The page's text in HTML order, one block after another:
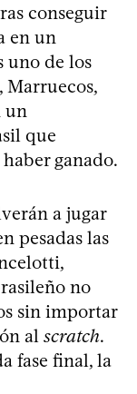
conseguir
en un
uno de los
Marruecos,
un
que
ganado.
a jugar
pesadas las
no
sin importar
al scratch.
fase final, la